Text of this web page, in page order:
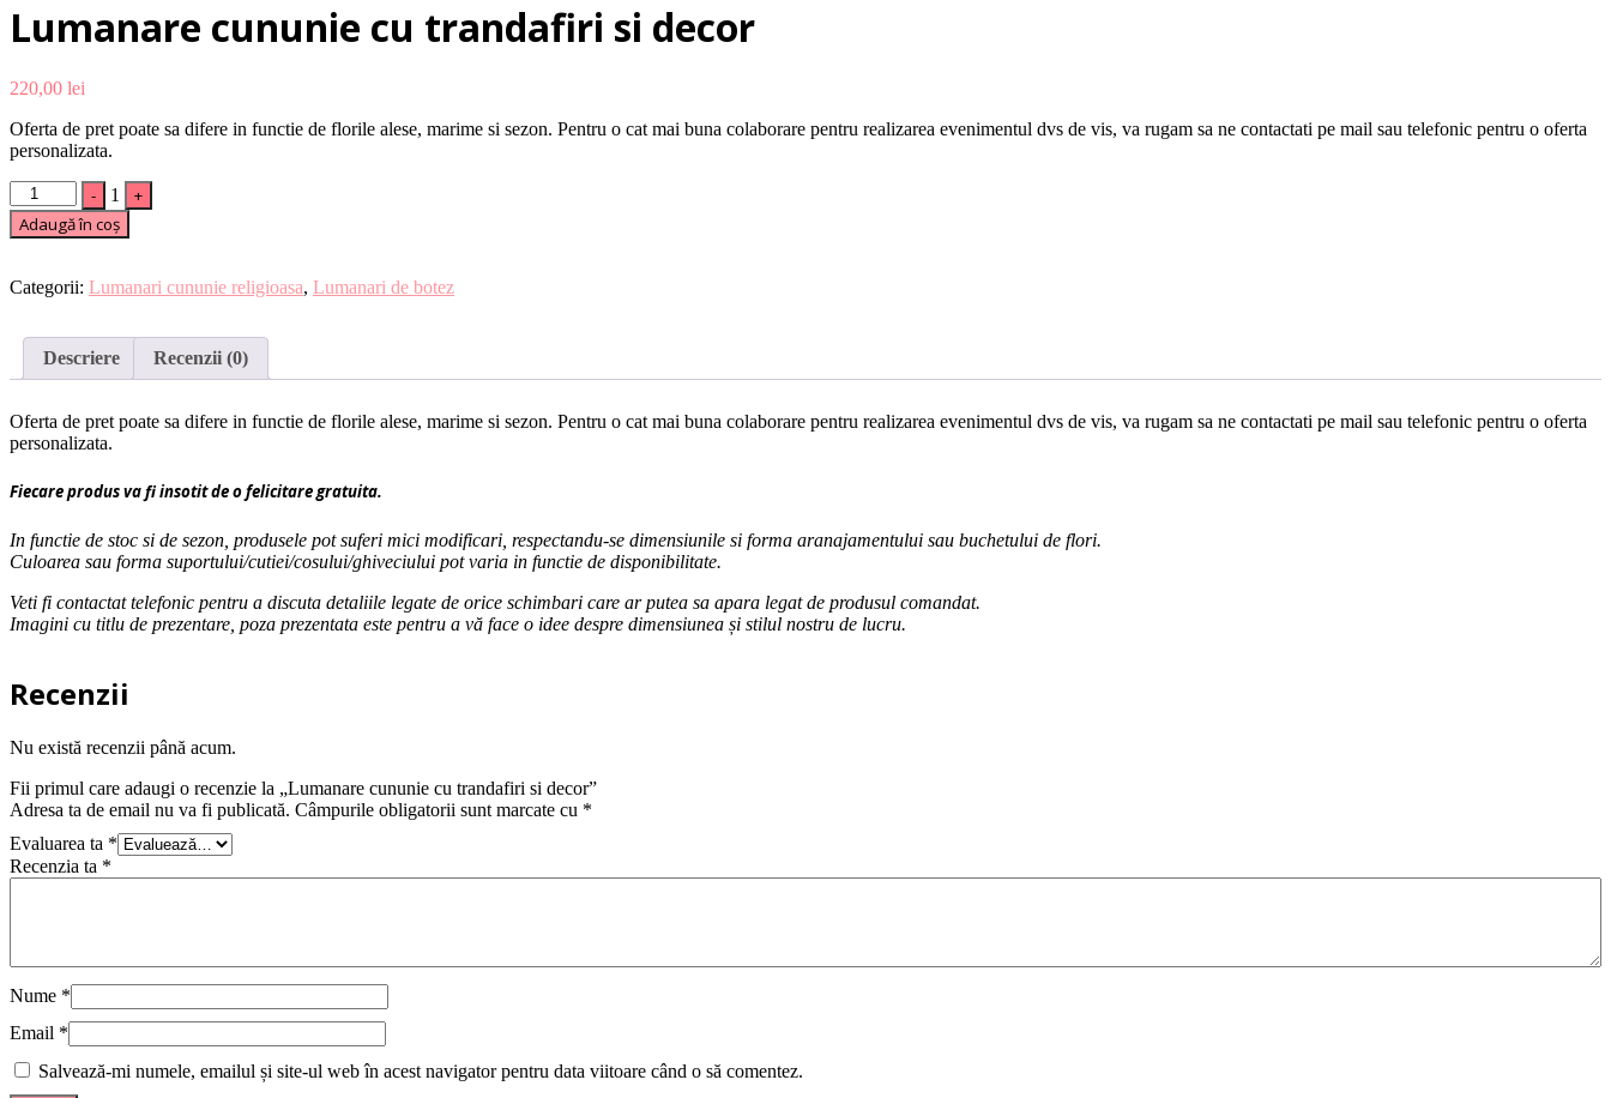
Lumanare cununie cu trandafiri si decor
220,00 lei
Oferta de pret poate sa difere in functie de florile alese, marime si sezon. Pentru o cat mai buna colaborare pentru realizarea evenimentul dvs de vis, va rugam sa ne contactati pe mail sau telefonic pentru o oferta
personalizata.
Quantity
- 1
+
Adaugă în coș
Categorii: Lumanari cununie religioasa, Lumanari de botez
Descriere Recenzii (0)
Oferta de pret poate sa difere in functie de florile alese, marime si sezon. Pentru o cat mai buna colaborare pentru realizarea evenimentul dvs de vis, va rugam sa ne contactati pe mail sau telefonic pentru o oferta
personalizata.
Fiecare produs va fi insotit de o felicitare gratuita.
In functie de stoc si de sezon, produsele pot suferi mici modificari, respectandu-se dimensiunile si forma aranajamentului sau buchetului de flori.
Culoarea sau forma suportului/cutiei/cosului/ghiveciului pot varia in functie de disponibilitate.
Veti fi contactat telefonic pentru a discuta detaliile legate de orice schimbari care ar putea sa apara legat de produsul comandat.
Imagini cu titlu de prezentare, poza prezentata este pentru a vă face o idee despre dimensiunea și stilul nostru de lucru.
Recenzii
Nu există recenzii până acum.
Fii primul care adaugi o recenzie la „Lumanare cununie cu trandafiri si decor”
Adresa ta de email nu va fi publicată. Câmpurile obligatorii sunt marcate cu *
Evaluarea ta *
Recenzia ta *
Nume *
Email *
Salvează-mi numele, emailul și site-ul web în acest navigator pentru data viitoare când o să comentez.